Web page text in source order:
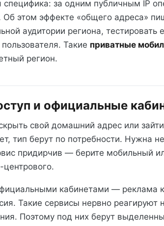
специфика: за одним публичным IP
Об этом эффекте «общего адреса»
аудитории региона,
Такие приватные
регион.
и официальные
свой домашний адрес или зайти
тип берут по потребности. Нужна
придирчив — берите мобильный
кабинетами — реклама
Такие сервисы нервно
Поэтому под них берут